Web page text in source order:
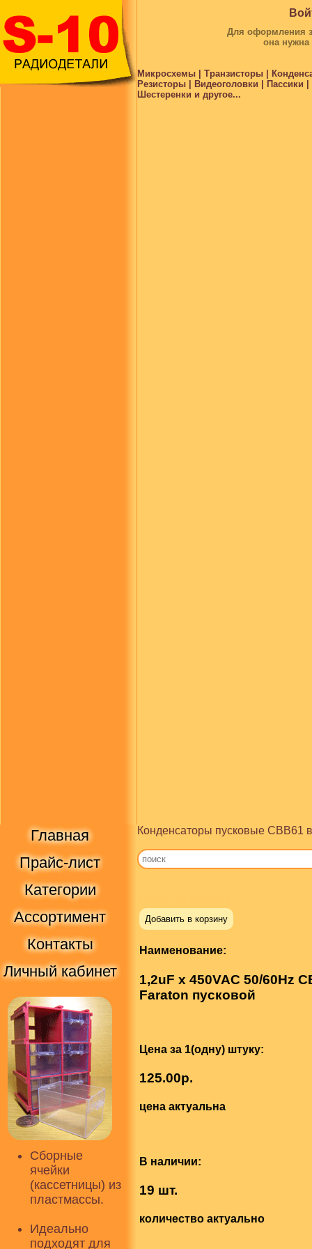
Для оформления
она
Микросхемы | Транзисторы |
Резисторы | Видеоголовки |
Шестеренки и другое...
Главная
Прайс-лист
Категории
Ассортимент
Контакты
Личный кабинет
Сборные
ячейки
(кассетницы) из
пластмассы.
Идеально
подходят для
Конденсаторы пусковые CBB61
Добавить в корзину
Наименование:
1,2uF x 450VAC 50/60Hz
Faraton пусковой
Цена за 1(одну) штуку:
125.00р.
цена актуальна
В наличии:
19 шт.
количество актуально